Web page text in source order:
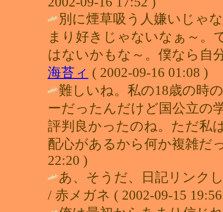
別に煙草吸う人嫌いじゃ
まり好きじゃないなぁ～。
はないかもな～。僕なら自
海苔ィ ( 2002-09-16 01:08 )
難しいね。私の18歳の時
ーだったんだけど国公立の
評判良かったのね。ただ私
配心があるから何か複雑だ
22:20 )
あ、そうだ、日記リンク
/ 赤メガネ ( 2002-09-15